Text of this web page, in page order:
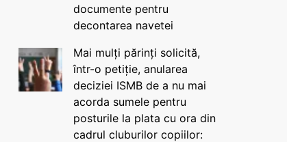
documente pentru
decontarea navetei
Mai mulți părinți solicită,
într-o petiție, anularea
deciziei ISMB de a nu mai
acorda sumele pentru
posturile la plata cu ora din
cadrul cluburilor copiilor: